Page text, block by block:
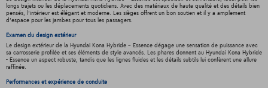
longs trajets ou les déplacements quotidiens. Avec des matériaux de haute qualité et des détails bien
pensés, l'intérieur est élégant et moderne. Les sièges offrent un bon soutien et il y a amplement
d'espace pour les jambes pour tous les passagers.
Examen du design extérieur
Le design extérieur de la Hyundai Kona Hybride - Essence dégage une sensation de puissance avec
sa carrosserie profilée et ses éléments de style avancés. Les phares donnent au Hyundai Kona Hybride
- Essence un aspect robuste, tandis que les lignes fluides et les détails subtils lui confèrent une allure
raffinée.
Performances et expérience de conduite